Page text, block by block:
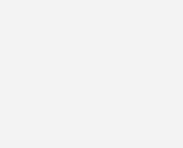
Infrastruktur wie der
bereits ein höheres
vertrauenswürdige
der solaren
viel weniger beachtet.
Ebene nach dem